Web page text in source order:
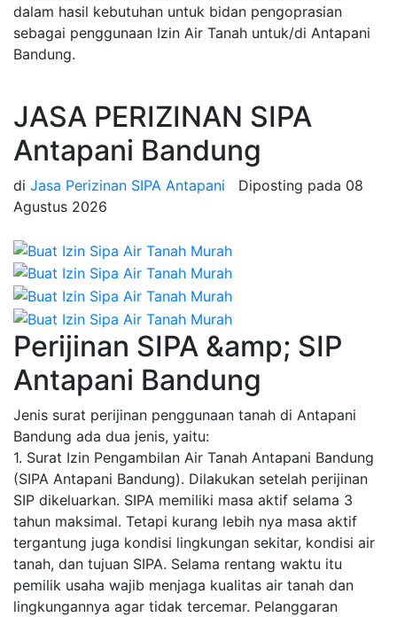
dalam hasil kebutuhan untuk bidan pengoprasian
sebagai penggunaan Izin Air Tanah untuk/di Antapani
Bandung.
JASA PERIZINAN SIPA
Antapani Bandung
di Jasa Perizinan SIPA Antapani Diposting pada 08
Agustus 2026
Perijinan SIPA &amp; SIP
Antapani Bandung
Jenis surat perijinan penggunaan tanah di Antapani
Bandung ada dua jenis, yaitu:
1. Surat Izin Pengambilan Air Tanah Antapani Bandung
(SIPA Antapani Bandung). Dilakukan setelah perijinan
SIP dikeluarkan. SIPA memiliki masa aktif selama 3
tahun maksimal. Tetapi kurang lebih nya masa aktif
tergantung juga kondisi lingkungan sekitar, kondisi air
tanah, dan tujuan SIPA. Selama rentang waktu itu
pemilik usaha wajib menjaga kualitas air tanah dan
lingkungannya agar tidak tercemar. Pelanggaran